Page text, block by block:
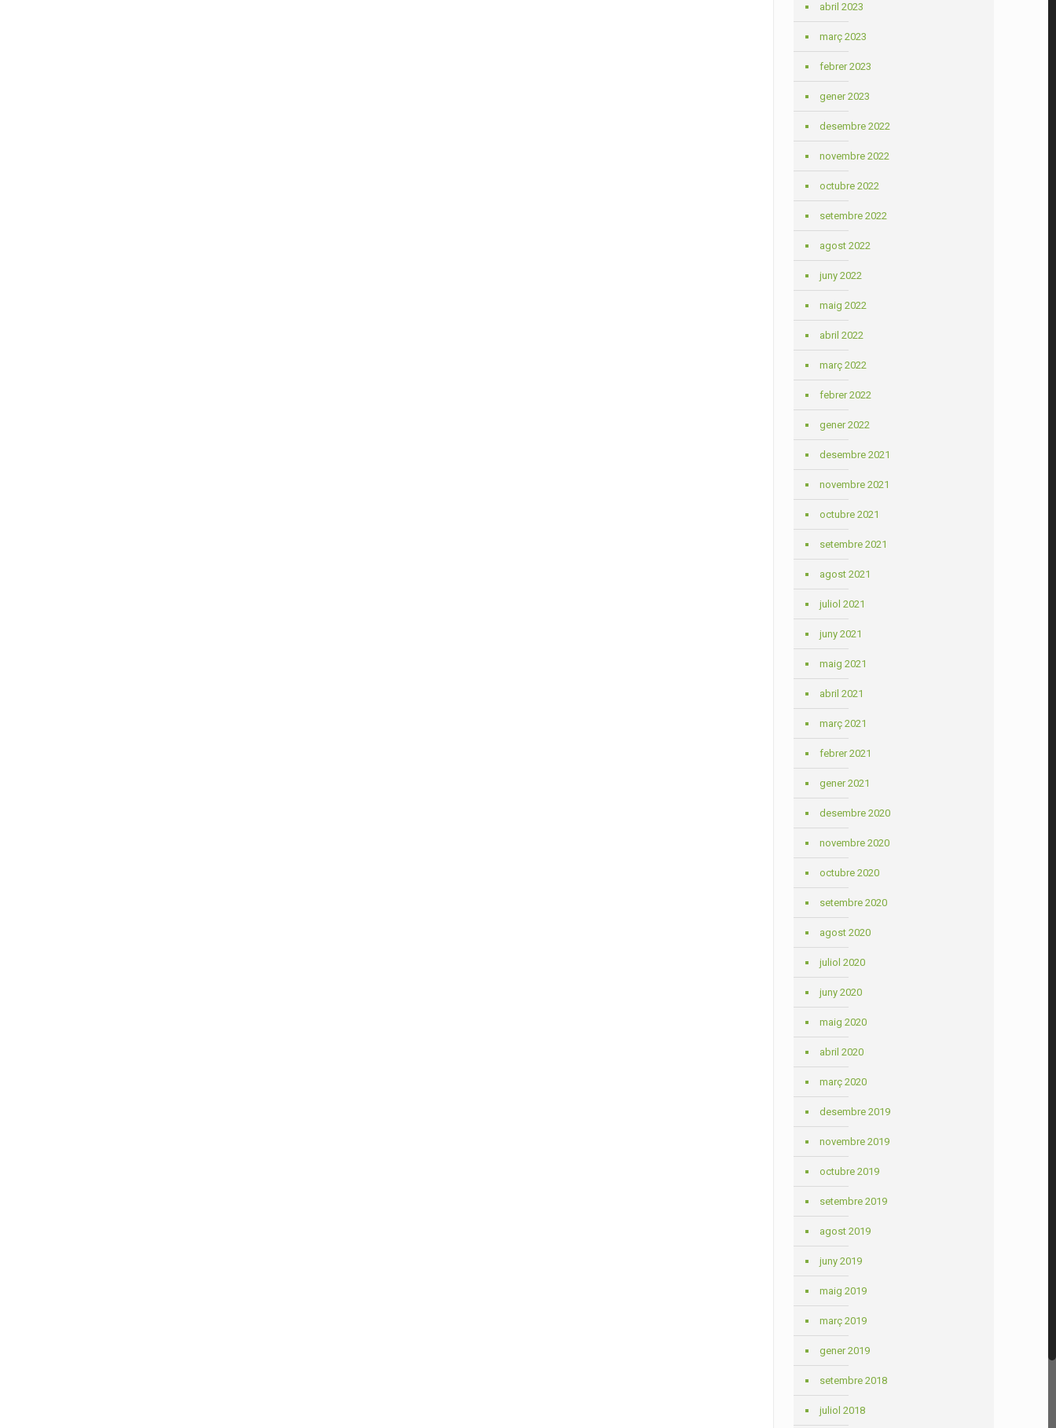
abril 2023
març 2023
febrer 2023
gener 2023
desembre 2022
novembre 2022
octubre 2022
setembre 2022
agost 2022
juny 2022
maig 2022
abril 2022
març 2022
febrer 2022
gener 2022
desembre 2021
novembre 2021
octubre 2021
setembre 2021
agost 2021
juliol 2021
juny 2021
maig 2021
abril 2021
març 2021
febrer 2021
gener 2021
desembre 2020
novembre 2020
octubre 2020
setembre 2020
agost 2020
juliol 2020
juny 2020
maig 2020
abril 2020
març 2020
desembre 2019
novembre 2019
octubre 2019
setembre 2019
agost 2019
juny 2019
maig 2019
març 2019
gener 2019
setembre 2018
juliol 2018